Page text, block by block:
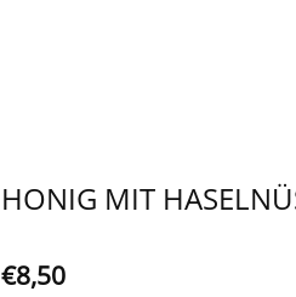
HONIG MIT
€8,50